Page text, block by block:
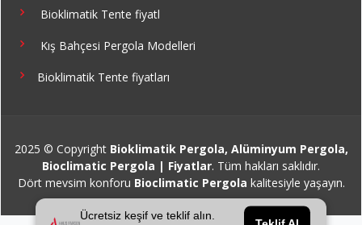
Ücretsiz keşif ve teklif alın.
Bioklimatik Tente fiyatl
Kış Bahçesi Pergola Modelleri
Bioklimatik Tente fiyatları
2025 © Copyright Bioklimatik Pergola, Alüminyum Pergola,
Bioclimatic Pergola | Fiyatlar. Tüm hakları saklıdır.
Dört mevsim konforu Bioclimatic Pergola kalitesiyle yaşayın.